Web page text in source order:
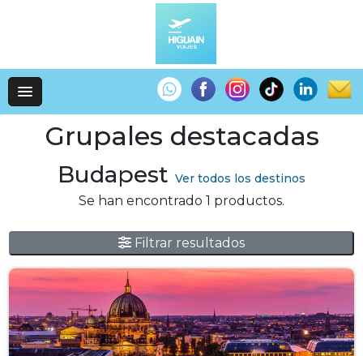
Grupales destacadas
Budapest Ver todos los destinos
Se han encontrado 1 productos.
Filtrar resultados